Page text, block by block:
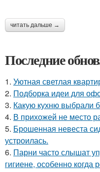
читать дальше →
Последние
1. Уютная светлая
2. Подборка идеи для
3. Какую кухню выбрали
4. В прихожей не место
5. Брошенная невеста
устроилась.
6. Парни часто слышат
гигиене, особенно